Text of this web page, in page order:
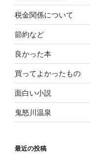
税金関係について
節約など
良かった本
買ってよかったもの
面白い小説
鬼怒川温泉
最近の投稿